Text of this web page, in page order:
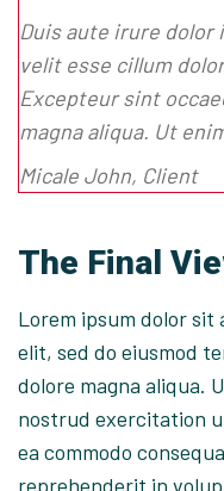
Duis aute irure
velit esse cillum
Excepteur sint
magna aliqua. Ut
Micale John, Client
The Final
Lorem ipsum dolor
elit, sed do eiusmod
dolore magna aliqua.
nostrud exercitation
ea commodo
reprehenderit in